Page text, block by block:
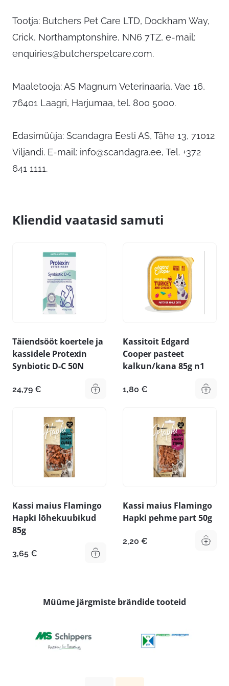
Tootja: Butchers Pet Care LTD, Dockham Way,
Crick, Northamptonshire, NN6 7TZ, e-mail:
enquiries@butcherspetcare.com.
Maaletooja: AS Magnum Veterinaaria, Vae 16,
76401 Laagri, Harjumaa, tel. 800 5000.
Edasimüüja: Scandagra Eesti AS, Tähe 13, 71012
Viljandi. E-mail: info@scandagra.ee, Tel. +372
641 1111.
Kliendid vaatasid samuti
Täiendsööt koertele ja
kassidele Protexin
Synbiotic D-C 50N
24,79 €
Kassitoit Edgard
Cooper pasteet
kalkun/kana 85g n1
1,80 €
Kassi maius Flamingo
Hapki lõhekuubikud
85g
3,65 €
Kassi maius Flamingo
Hapki pehme part 50g
2,20 €
Müüme järgmiste brändide tooteid